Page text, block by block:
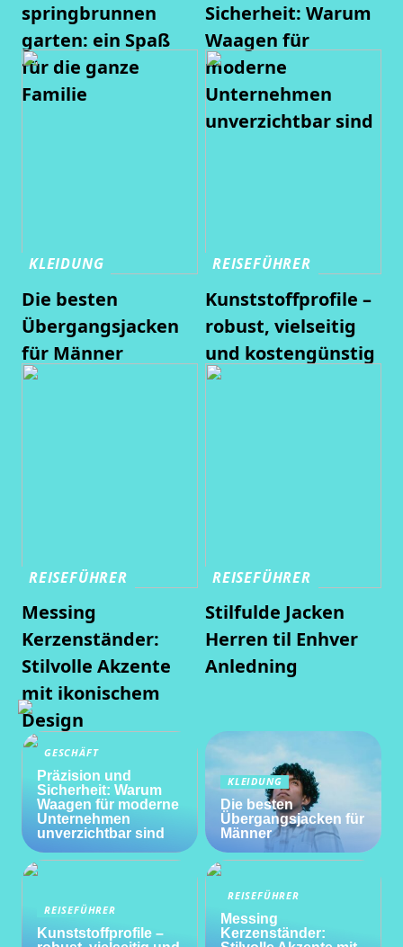
springbrunnen
garten: ein Spaß
für die ganze
Familie
Sicherheit: Warum
Waagen für
moderne
Unternehmen
unverzichtbar sind
KLEIDUNG
Die besten
Übergangsjacken
für Männer
REISEFÜHRER
Kunststoffprofile –
robust, vielseitig
und kostengünstig
REISEFÜHRER
Messing
Kerzenständer:
Stilvolle Akzente
mit ikonischem
Design
REISEFÜHRER
Stilfulde Jacken
Herren til Enhver
Anledning
GESCHÄFT
Präzision und
Sicherheit: Warum
Waagen für moderne
Unternehmen
unverzichtbar sind
KLEIDUNG
Die besten
Übergangsjacken für
Männer
REISEFÜHRER
Kunststoffprofile –
REISEFÜHRER
Messing
Kerzenständer: